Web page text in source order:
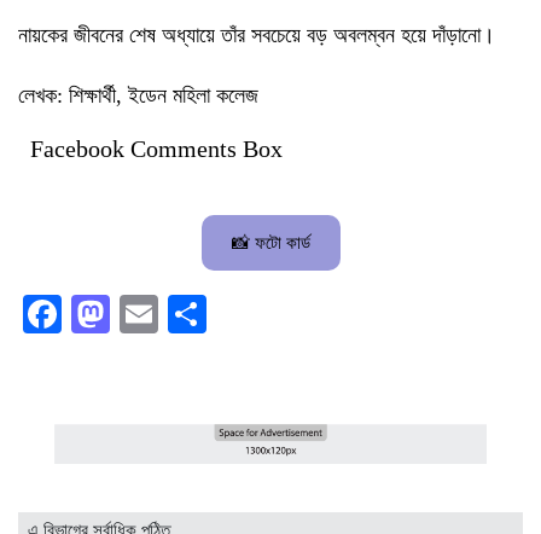
নায়কের জীবনের শেষ অধ্যায়ে তাঁর সবচেয়ে বড় অবলম্বন হয়ে দাঁড়ানো।
লেখক: শিক্ষার্থী, ইডেন মহিলা কলেজ
Facebook Comments Box
📸 ফটো কার্ড
Facebook
Mastodon
Email
এ বিভাগের সর্বাধিক পঠিত